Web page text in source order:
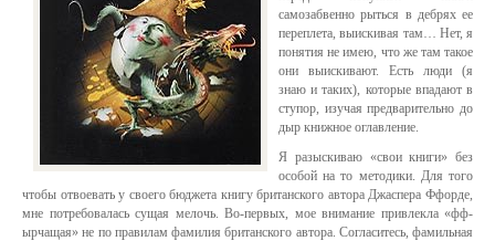
самозабвенно рыться в дебрях ее
переплета, выискивая там… Нет, я
понятия не имею, что же там такое
они выискивают. Есть люди (я
знаю и таких), которые впадают в
ступор, изучая предварительно до
дыр книжное оглавление.
Я разыскиваю «свои книги» без
особой на то методики. Для того
чтобы отвоевать у своего бюджета книгу британского автора Джаспера Ффорде,
мне потребовалась сущая мелочь. Во-первых, мое внимание привлекла «фф-
ырчащая» не по правилам фамилия британского автора. Согласитесь, фамильная